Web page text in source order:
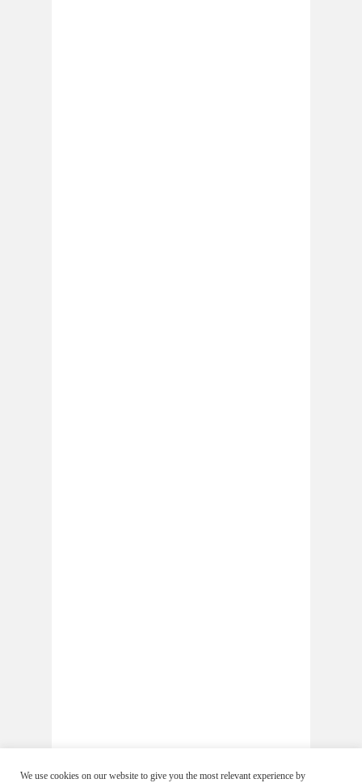
We use cookies on our website to give you the most relevant experience by